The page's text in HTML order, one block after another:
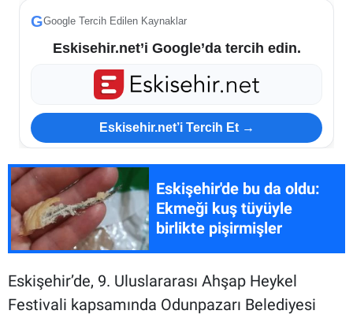
GGoogle Tercih Edilen Kaynaklar
Eskisehir.net’i Google’da tercih edin.
Eskisehir.net’i Tercih Et →
Eskişehir'de bu da oldu:
Ekmeği kuş tüyüyle
birlikte pişirmişler
Eskişehir’de, 9. Uluslararası Ahşap Heykel
Festivali kapsamında Odunpazarı Belediyesi